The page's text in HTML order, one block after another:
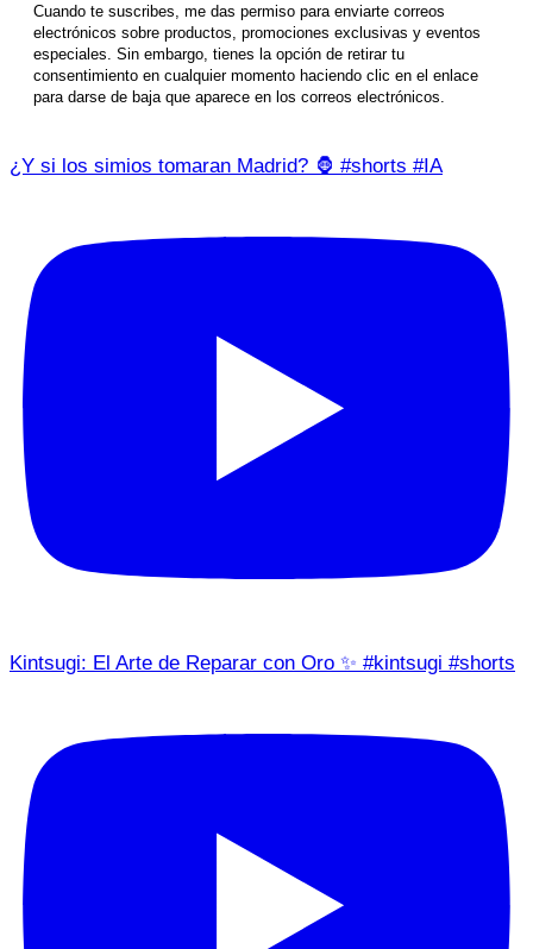
Cuando te suscribes, me das permiso para enviarte correos
electrónicos sobre productos, promociones exclusivas y eventos
especiales. Sin embargo, tienes la opción de retirar tu
consentimiento en cualquier momento haciendo clic en el enlace
para darse de baja que aparece en los correos electrónicos.
¿Y si los simios tomaran Madrid? 🦍 #shorts #IA
Kintsugi: El Arte de Reparar con Oro ✨ #kintsugi #shorts